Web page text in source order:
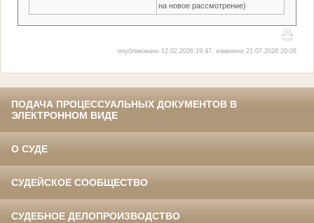
на новое рассмотрение)
опубликовано 12.02.2026 19:47, изменено 21.07.2026 20:08
ПОДАЧА ПРОЦЕССУАЛЬНЫХ ДОКУМЕНТОВ В
ЭЛЕКТРОННОМ ВИДЕ
О СУДЕ
СУДЕЙСКОЕ СООБЩЕСТВО
СУДЕБНОЕ ДЕЛОПРОИЗВОДСТВО